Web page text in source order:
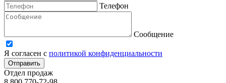
Телефон
Сообщение
Я согласен с политикой конфиденциальности
Отправить
Отдел продаж